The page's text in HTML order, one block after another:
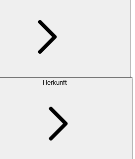
Herkunft